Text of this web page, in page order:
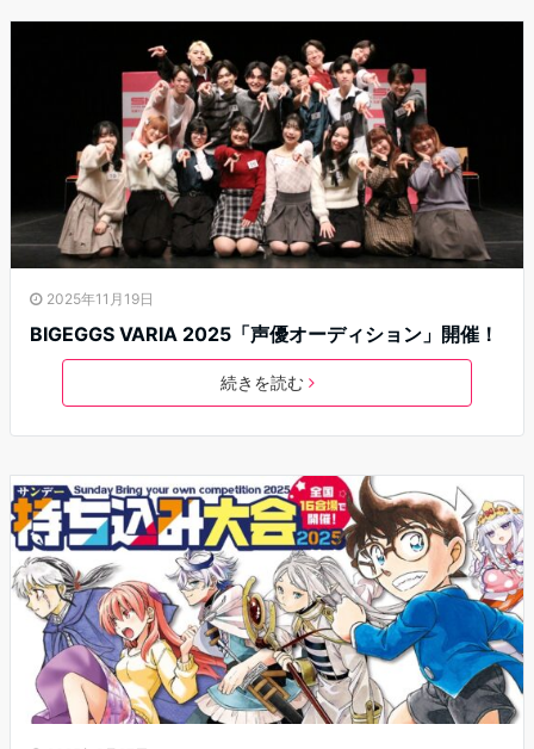
2025年11月19日
BIGEGGS VARIA 2025「声優オーディション」開催！
続きを読む